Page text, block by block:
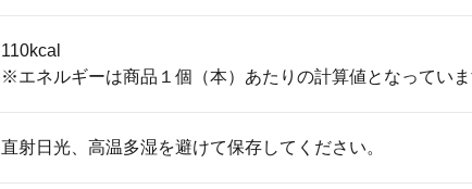
110kcal
※エネルギーは商品１個（本）あたりの計算値となってい
直射日光、高温多湿を避けて保存してください。